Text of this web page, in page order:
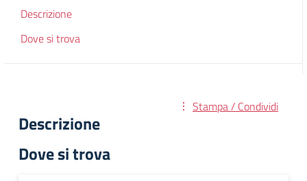
Descrizione
Dove si trova
Stampa / Condividi
Descrizione
Dove si trova